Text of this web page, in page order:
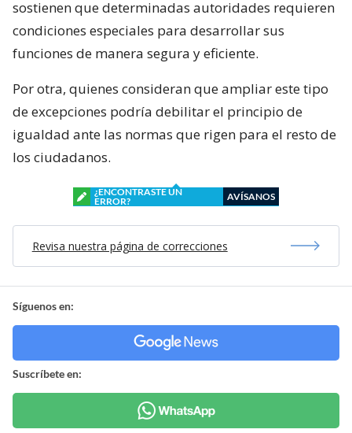
sostienen que determinadas autoridades requieren
condiciones especiales para desarrollar sus
funciones de manera segura y eficiente.
Por otra, quienes consideran que ampliar este tipo
de excepciones podría debilitar el principio de
igualdad ante las normas que rigen para el resto de
los ciudadanos.
¿ENCONTRASTE UN
ERROR?
AVÍSANOS
Revisa nuestra página de correcciones
Síguenos en:
Suscríbete en: